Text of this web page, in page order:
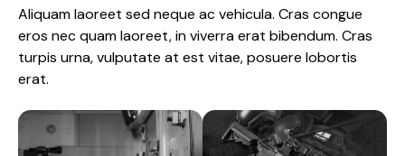
Aliquam laoreet sed neque ac vehicula. Cras congue
eros nec quam laoreet, in viverra erat bibendum. Cras
turpis urna, vulputate at est vitae, posuere lobortis
erat.